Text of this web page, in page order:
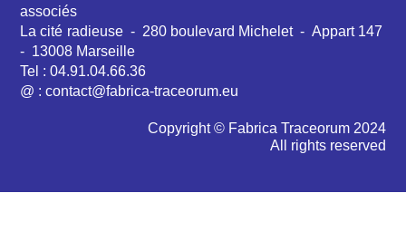
associés
La cité radieuse - 280 boulevard Michelet - Appart 147
- 13008 Marseille
Tel : 04.91.04.66.36
@ : contact@fabrica-traceorum.eu
Copyright © Fabrica Traceorum 2024
All rights reserved